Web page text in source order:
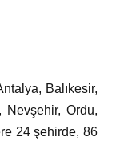
Balıkesir,
Nevşehir, Ordu,
24 şehirde, 86